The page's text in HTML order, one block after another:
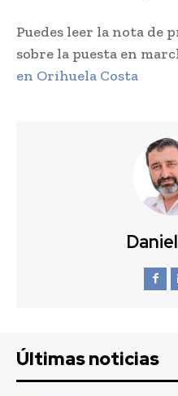
Puedes leer la nota de
sobre la puesta en
en Orihuela Costa
Últimas noticias